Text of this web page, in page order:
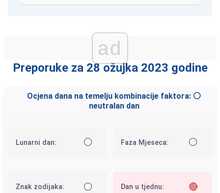
ad
Preporuke za 28 ožujka 2023 godine
Ocjena dana na temelju kombinacije faktora: ⚪
neutralan dan
Lunarni dan: ⚪ Faza Mjeseca: ⚪
Znak zodijaka: ⚪ Dan u tjednu: 🔴